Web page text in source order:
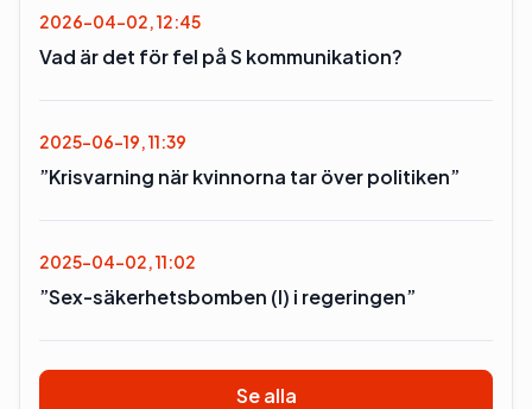
2026-04-02, 12:45
Vad är det för fel på S kommunikation?
2025-06-19, 11:39
”Krisvarning när kvinnorna tar över politiken”
2025-04-02, 11:02
”Sex-säkerhetsbomben (l) i regeringen”
Se alla